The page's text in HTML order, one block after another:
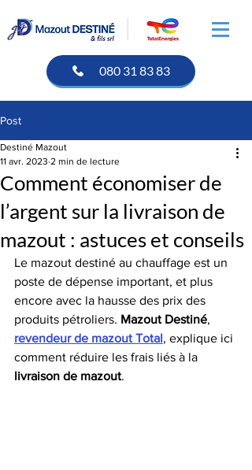
080 31 83 83
Post
Comment économiser de
l’argent sur la livraison de
mazout : astuces et conseils
Destiné Mazout
11 avr. 2023 2 min de lecture
Le mazout destiné au chauffage est un
poste de dépense important, et plus
encore avec la hausse des prix des
produits pétroliers. Mazout Destiné,
revendeur de mazout Total, explique ici
comment réduire les frais liés à la
livraison de mazout.